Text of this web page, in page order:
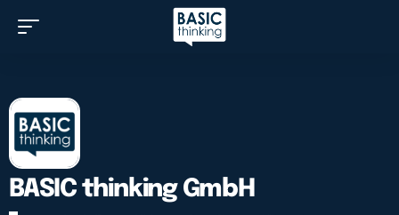
BASIC thinking GmbH